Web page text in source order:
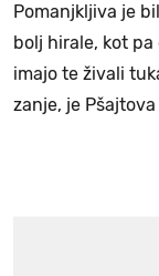
Pomanjkljiva je
bolj hirale, kot pa
imajo te živali
zanje, je